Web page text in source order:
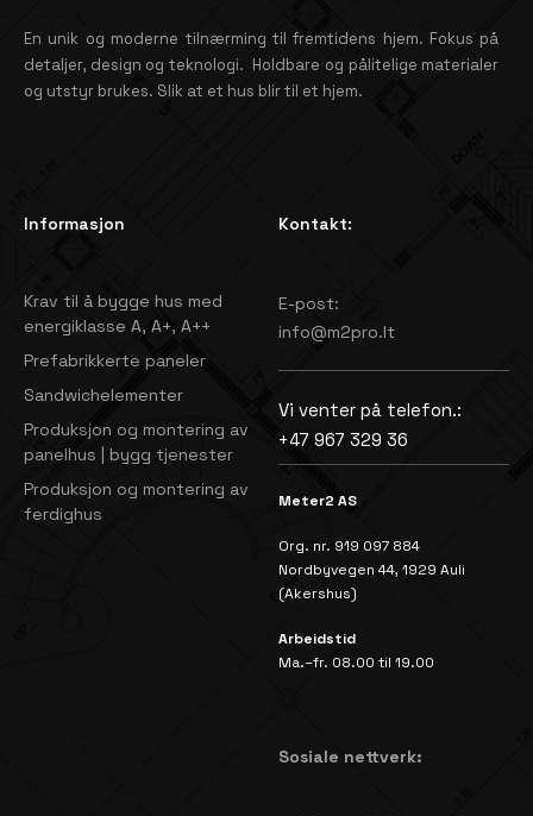
En unik og moderne tilnærming til fremtidens hjem. Fokus på
detaljer, design og teknologi. Holdbare og pålitelige materialer
og utstyr brukes. Slik at et hus blir til et hjem.
Informasjon
Krav til å bygge hus med
energiklasse A, A+, A++
Prefabrikkerte paneler
Sandwichelementer
Produksjon og montering av
panelhus | bygg tjenester
Produksjon og montering av
ferdighus
Kontakt:
E-post:
info@m2pro.lt
Vi venter på telefon.:
+47 967 329 36
Meter2 AS
Org. nr. 919 097 884
Nordbyvegen 44, 1929 Auli
(Akershus)
Arbeidstid
Ma.–fr. 08.00 til 19.00
Sosiale nettverk: